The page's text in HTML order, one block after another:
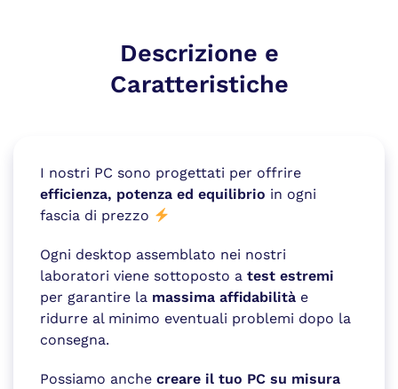
Descrizione e
Caratteristiche
I nostri PC sono progettati per offrire
efficienza, potenza ed equilibrio in ogni
fascia di prezzo
Ogni desktop assemblato nei nostri
laboratori viene sottoposto a test estremi
per garantire la massima affidabilità e
ridurre al minimo eventuali problemi dopo la
consegna.
Possiamo anche creare il tuo PC su misura